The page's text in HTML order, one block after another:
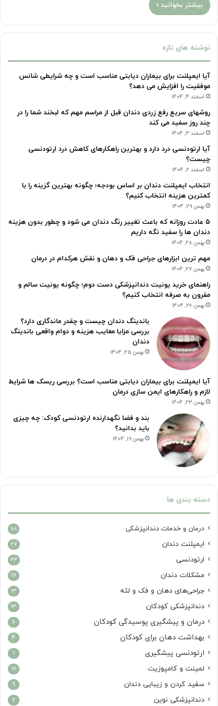
بیشتر بخوانید »
نوشته های تازه
آیا ایمپلنت برای بیماران دیابتی مناسب است و چه شرایطی شانس
موفقیت را افزایش می دهد؟
اسفند 4, 1404
روشهای سریع رفع زردی دندان قبل از مراسم مهم که لبخند شما را در
چند روز سفید می کند
اسفند 3, 1404
آیا ارتودنسی درد دارد و بهترین راهکارهای کاهش درد ارتودنسی
چیست؟
اسفند 2, 1404
انتخاب ایمپلنت دندان بر اساس بودجه؛ چگونه بهترین گزینه را با
کمترین هزینه انتخاب کنیم؟
بهمن 29, 1404
۵ عادت روزانه که باعث تغییر رنگ دندان می شود و چطور بدون هزینه
دندان ها را سفید نگه داریم
بهمن 28, 1404
مهم ترین ابزارهای جراحی فک و دهان و نقش هرکدام در درمان
بهمن 27, 1404
راهنمای خرید یونیت دندانپزشکی دست دوم؛ چگونه یونیت سالم و
مقرون به صرفه انتخاب کنیم؟
بهمن 26, 1404
باندینگ دندان چیست و چقدر ماندگاری دارد؟
بررسی مزایا معایب هزینه و دوام واقعی باندینگ
دندان
بهمن 25, 1404
آیا ایمپلنت برای بیماران دیابتی مناسب است؟ بررسی ریسک ها شرایط
لازم و راهکارهای ایمن سازی درمان
بهمن 23, 1404
بند و فضا نگهدارنده ارتودنسی کودک: چه چیزی
باید بدانید؟
بهمن 19, 1404
دسته بندی ها
درمان‌ و خدمات دندانپزشکی 118
ایمپلنت دندان 27
ارتودنسی 23
مشکلات دندان 17
جراحی‌های دهان و فک و لثه 13
دندانپزشکی کودکان 13
درمان و پیشگیری پوسیدگی کودکان 6
بهداشت دهان برای کودکان 4
ارتودنسی پیشگیری 1
لمینت و کامپوزیت 12
سفید کردن و زیبایی دندان 9
دندانپزشکی نوین 7